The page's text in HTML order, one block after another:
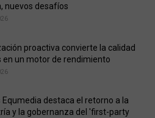
nuevos desafíos
proactiva convierte la calidad
en un motor de rendimiento
Equmedia destaca el retorno a la
y la gobernanza del 'first-party